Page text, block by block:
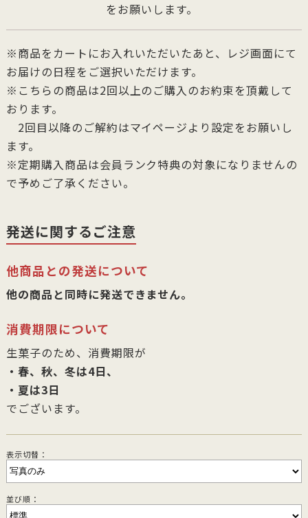
をお願いします。
※商品をカートにお入れいただいたあと、レジ画面にて
お届けの日程をご選択いただけます。
※こちらの商品は2回以上のご購入のお約束を頂戴して
おります。
2回目以降のご解約はマイページより設定をお願いし
ます。
※定期購入商品は会員ランク特典の対象になりませんの
で予めご了承ください。
発送に関するご注意
他商品との発送について
他の商品と同時に発送できません。
消費期限について
生菓子のため、消費期限が
・春、秋、冬は4日、
・夏は3日
でございます。
表示切替：
並び順：